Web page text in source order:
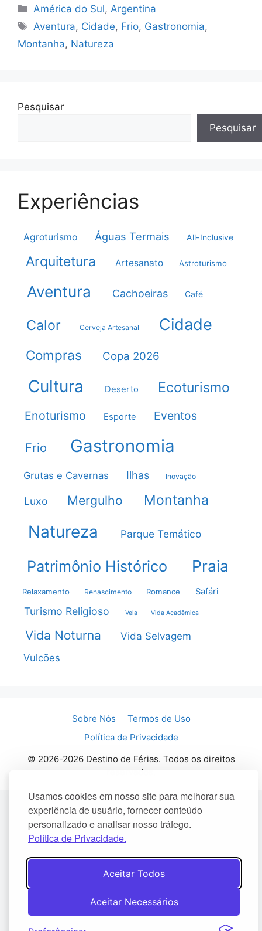
Usamos cookies em nosso site para melhorar sua
experiência de usuário, fornecer conteúdo
personalizado e analisar nosso tráfego.
Política de Privacidade.
Aceitar Todos
Aceitar Necessários
Categorias
América do Sul,Argentina
Tags
Aventura, Cidade, Frio, Gastronomia,
Montanha, Natureza
Pesquisar
Pesquisar
Experiências
Agroturismo Águas Termais All-Inclusive
Arquitetura Artesanato Astroturismo
Aventura Cachoeiras Café
Calor Cerveja Artesanal Cidade
Compras Copa 2026
Cultura Deserto Ecoturismo
Enoturismo Esporte Eventos
Frio Gastronomia
Grutas e Cavernas Ilhas Inovação
Luxo Mergulho Montanha
Natureza Parque Temático
Patrimônio Histórico Praia
Relaxamento Renascimento Romance Safári
Turismo Religioso Vela Vida Acadêmica
Vida Noturna Vida Selvagem
Vulcões
Sobre Nós
Termos de Uso
Política de Privacidade
© 2026-2026 Destino de Férias. Todos os direitos
reservados.